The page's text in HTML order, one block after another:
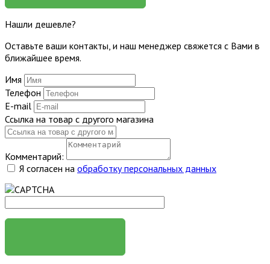
Нашли дешевле?
Оставьте ваши контакты, и наш менеджер свяжется с Вами в
ближайшее время.
Имя
Телефон
E-mail
Ссылка на товар с другого магазина
Комментарий:
Я согласен на обработку персональных данных